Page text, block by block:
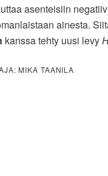
asenteisiin
ainesta.
kanssa tehty uusi levy
MIKA TAANILA